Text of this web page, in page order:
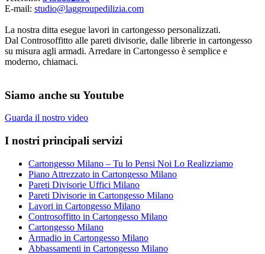
E-mail: studio@laggroupedilizia.com
La nostra ditta esegue lavori in cartongesso personalizzati.
Dal Controsoffitto alle pareti divisorie, dalle librerie in cartongesso
su misura agli armadi. Arredare in Cartongesso è semplice e
moderno, chiamaci.
Siamo anche su Youtube
Guarda il nostro video
I nostri principali servizi
Cartongesso Milano – Tu lo Pensi Noi Lo Realizziamo
Piano Attrezzato in Cartongesso Milano
Pareti Divisorie Uffici Milano
Pareti Divisorie in Cartongesso Milano
Lavori in Cartongesso Milano
Controsoffitto in Cartongesso Milano
Cartongesso Milano
Armadio in Cartongesso Milano
Abbassamenti in Cartongesso Milano